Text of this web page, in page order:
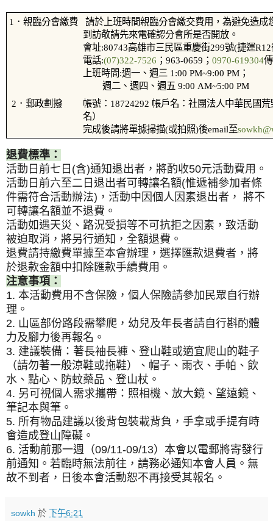
1．親臨分會繳費
請於上班時間親臨分會繳交費用，為避免造成
到訪敬請先來電確認分會所是否開放。
會址:80743高雄市三民區重慶街299號(捷運
電話:(07)322-7526 ；963-0659； 0970-619304
上班時間:週一、週三 1:00 PM~9:00 PM；
週二、週四、週五 9:00 AM~5:00 PM
2．郵政劃撥
帳號：18724292 帳戶名：社團法人中華民國
名）
完成後請將單據掃描(或拍照)後email至
退費標準：
活動日前七日(含)通知退出者，將酌收50元活動費用。
活動日前六至二日退出者可轉讓名額(惟遞補參加者條
件需符合活動辦法)，活動中因個人因素退出者， 將不
可轉讓名額並不退費。
活動如遇天災、路況受損等不可抗拒之因素，致活動
被迫取消，將另行通知，全額退費。
退費請持繳費單據至本會辦理，選擇匯款退費者，將
於退款金額中扣除匯款手續費用。
注意事項：
1. 本活動費用不含保險，個人保險請參加民眾自行辦
理。
2. 山區部份路段需攀爬，幼兒及年長者請自行斟酌體
力及腳力後再報名。
3. 建議裝備：著長袖長褲、登山鞋或適宜爬山的鞋子
（請勿著一般涼鞋或拖鞋）、帽子、雨衣、手帕、飲
水、點心、防蚊藥品、登山杖。
4. 另可視個人需求攜帶：照相機、放大鏡、望遠鏡、
筆記本與筆。
5. 所有物品建議以後背包裝載背負，手拿或手提有時
會造成登山障礙。
6. 活動前那一週（09/11-09/13）本會以電郵將寄發行
前通知。若臨時無法前往，請務必通知本會人員。無
故不到者，日後本會活動恕不再接受其報名。
sowkh 於 下午6:21